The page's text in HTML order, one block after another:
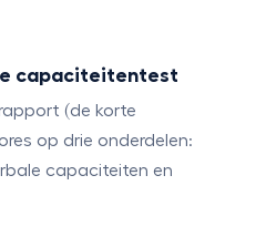
capaciteitentest
(de korte
op drie onderdelen:
capaciteiten en